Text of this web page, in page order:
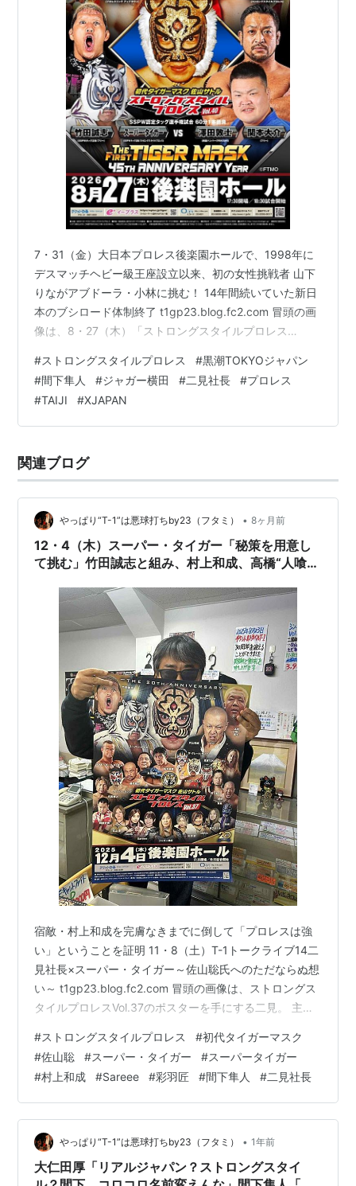
7・31（金）大日本プロレス後楽園ホールで、1998年に
デスマッチヘビー級王座設立以来、初の女性挑戦者 山下
りながアブドーラ・小林に挑む！ 14年間続いていた新日
本のブシロード体制終了 t1gp23.blog.fc2.com 冒頭の画
像は、8・27（木）「ストロングスタイルプロレス
（木）「ストロングスタイルプロレスVol.40」2大タイト
ルマッチと、黒潮対ジャガーについて更新。 雑談コーナ
ーは、TAIJIさんの不審死ついて。 画像を15枚アップ。
以下、15枚の内訳。 ストロングスタイルプロレス40 ポ
#ストロングスタイルプロレス #黒潮TOKYOジャパン
#間下隼人 #ジャガー横田 #二見社長 #プロレス
#TAIJI #XJAPAN
関連ブログ
やっぱり“T-1”は悪球打ちby23（フタミ） • 8ヶ月前
12・4（木）スーパー・タイガー「秘策を用意し
て挑む」竹田誠志と組み、村上和成、高橋“人喰
Sareee5大会連続で
宿敵・村上和成を完膚なきまでに倒して「プロレスは強
い」ということを証明 11・8（土）T-1トークライブ14二
見社長×スーパー・タイガー～佐山聡氏へのただならぬ想
い～ t1gp23.blog.fc2.com 冒頭の画像は、ストロングス
タイルプロレスVol.37のポスターを手にする二見。 主な
Vol.37」について。 9月11日「ストロングスタイルプロレ
スVol.36」Sareee＆彩羽匠対NORI＆光芽ミリア戦を振り
返る。 画像を18枚アップ。 以下、18枚の内訳。 12・
4（木）ストロングスタイルプロレスVol.37 後楽園ホール
ポスター…
#ストロングスタイルプロレス #初代タイガーマスク
#佐山聡 #スーパー・タイガー #スーパータイガー
#村上和成 #Sareee #彩羽匠 #間下隼人 #二見社長
やっぱり“T-1”は悪球打ちby23（フタミ） • 1年前
大仁田厚「リアルジャパン？ストロングスタイ